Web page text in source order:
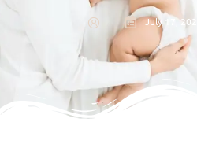
July 17, 2025